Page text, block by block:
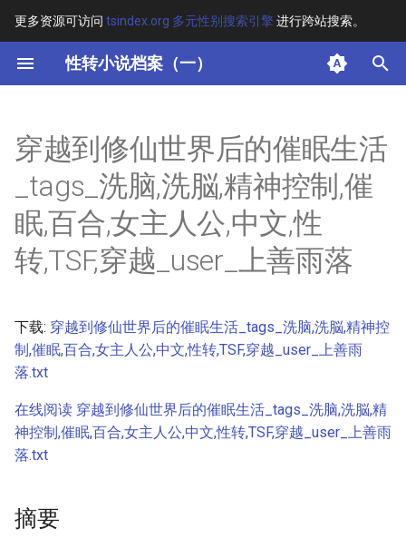
更多资源可访问 tsindex.org 多元性别搜索引擎进行跨站搜索。
性转小说档案（一）
键
开
搜
索
其他信息 [Processed Page
Metadata]
正文
穿越到修仙世界后的催眠生活
_tags_洗脑,洗脳,精神控制,催
眠,百合,女主人公,中文,性
转,TSF,穿越_user_上善雨落
下载: 穿越到修仙世界后的催眠生活_tags_洗脑,洗脳,精神控
制,催眠,百合,女主人公,中文,性转,TSF,穿越_user_上善雨
落.txt
在线阅读 穿越到修仙世界后的催眠生活_tags_洗脑,洗脳,精
神控制,催眠,百合,女主人公,中文,性转,TSF,穿越_user_上善雨
落.txt
摘要